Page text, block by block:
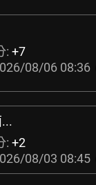
: +7
08/06 08:36
: +2
08/03 08:45